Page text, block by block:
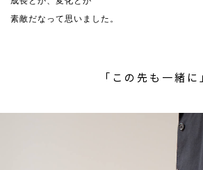
素敵だなって思いました。
「この先も一緒に